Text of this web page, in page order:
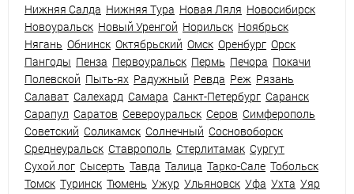
Нижняя Салда Нижняя Тура Новая Ляля Новосибирск
Новоуральск Новый Уренгой Норильск Ноябрьск
Нягань Обнинск Октябрьский Омск Оренбург Орск
Пангоды Пенза Первоуральск Пермь Печора Покачи
Полевской Пыть-ях Радужный Ревда Реж Рязань
Салават Салехард Самара Санкт-Петербург Саранск
Сарапул Саратов Североуральск Серов Симферополь
Советский Соликамск Солнечный Сосновоборск
Среднеуральск Ставрополь Стерлитамак Сургут
Сухой лог Сысерть Тавда Талица Тарко-Сале Тобольск
Томск Туринск Тюмень Ужур Ульяновск Уфа Ухта Уяр